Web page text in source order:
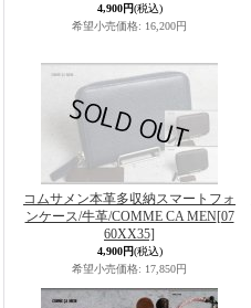
4,900円(税込)
希望小売価格: 16,200円
コムサメン本革多収納スマートフォ
ンケース/牛革/COMME CA MEN[07
60XX35]
4,900円(税込)
希望小売価格: 17,850円